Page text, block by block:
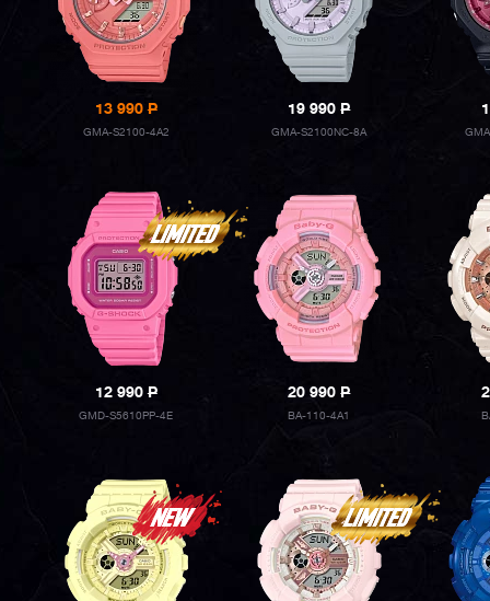
13 990P
GMA-S2100-4A2
19 990P
GMA-S2100NC-8A
12 990P
GMD-S5610PP-4E
20 990P
BA-110-4A1